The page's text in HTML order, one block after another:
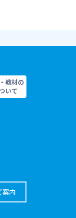
教材の
いて
案内